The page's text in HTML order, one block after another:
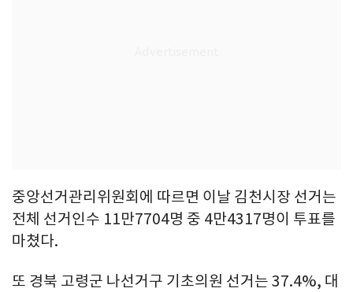
중앙선거관리위원회에 따르면 이날 김천시장 선거는
전체 선거인수 11만7704명 중 4만4317명이 투표를
마쳤다.
또 경북 고령군 나선거구 기초의원 선거는 37.4%, 대